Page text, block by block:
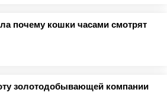
почему кошки часами смотрят
золотодобывающей компании